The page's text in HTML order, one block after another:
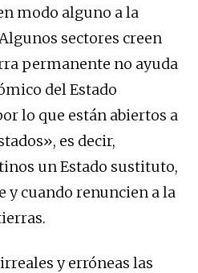
modo alguno a la
sectores creen
permanente no ayuda
del Estado
lo que están abiertos a
es decir,
un Estado sustituto,
y cuando renuncien a la
y erróneas las